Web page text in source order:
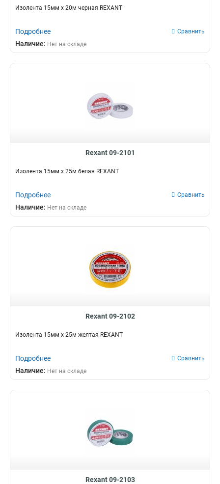
Изолента 15мм х 20м черная REXANT
Подробнее Сравнить
Наличие: Нет на складе
Rexant 09-2101
Изолента 15мм х 25м белая REXANT
Подробнее Сравнить
Наличие: Нет на складе
Rexant 09-2102
Изолента 15мм х 25м желтая REXANT
Подробнее Сравнить
Наличие: Нет на складе
Rexant 09-2103